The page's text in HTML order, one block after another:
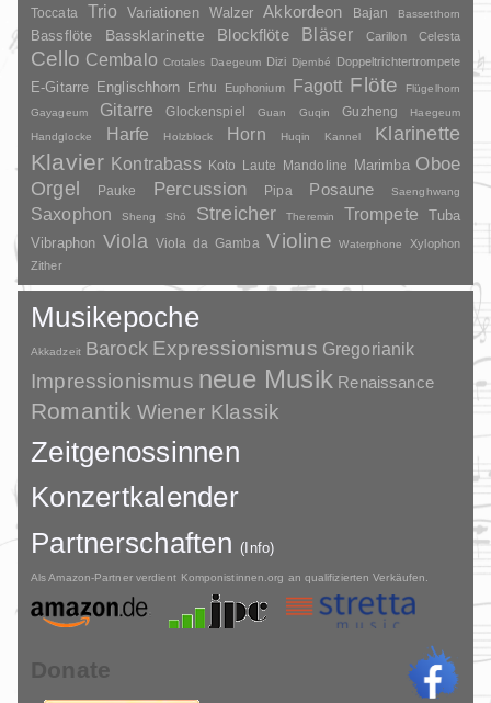
Toccata Trio Variationen Walzer Akkordeon Bajan Bassetthorn
Bassflöte Bassklarinette Blockflöte Bläser Carillon Celesta
Cello Cembalo Crotales Daegeum Dizi Djembé Doppeltrichtertrompete
E-Gitarre Englischhorn Erhu Euphonium Fagott Flöte
Flügelhorn
Gayageum
Gitarre Glockenspiel Guan Guqin Guzheng
Haegeum
Handglocke
Harfe Holzblock Horn Huqin Kannel Klarinette
Klavier Kontrabass Koto Laute Mandoline Marimba Oboe
Orgel Pauke Percussion Pipa Posaune Saenghwang
Saxophon Sheng Shō Streicher Theremin Trompete
Tuba
Vibraphon Viola Viola da Gamba Violine Waterphone
Xylophon
Zither
Musikepoche
Akkadzeit Barock Expressionismus Gregorianik
Impressionismus neue Musik Renaissance
Romantik Wiener Klassik
Zeitgenossinnen
Konzertkalender
Partnerschaften(Info)
Als Amazon-Partner verdient Komponistinnen.org an qualifizierten Verkäufen.
Donate